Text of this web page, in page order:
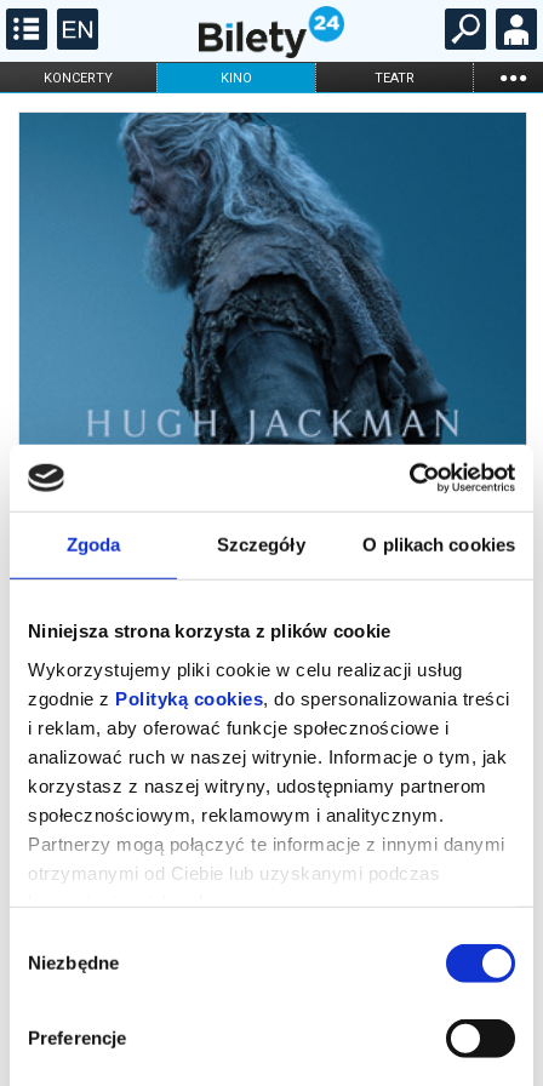
Zgoda Szczegóły O plikach cookies
Niniejsza strona korzysta z plików cookie
Wykorzystujemy pliki cookie w celu realizacji usług
zgodnie z Polityką cookies , do spersonalizowania treści
i reklam, aby oferować funkcje społecznościowe i
analizować ruch w naszej witrynie. Informacje o tym, jak
korzystasz z naszej witryny, udostępniamy partnerom
społecznościowym, reklamowym i analitycznym.
Partnerzy mogą połączyć te informacje z innymi danymi
otrzymanymi od Ciebie lub uzyskanymi podczas
zgody
Niezbędne
Preferencje
KONCERTY KINO TEATR ...
FILHARMONIA OPERA I BALET
ONLINE
Robin Hood: Koniec legendy
Hugh Jackman (Logan: Wolverine), Jodie Comer (Obsesja Eve),
Robin Hood (Hugh Jackman), który do tej pory wiódł życie bandyty